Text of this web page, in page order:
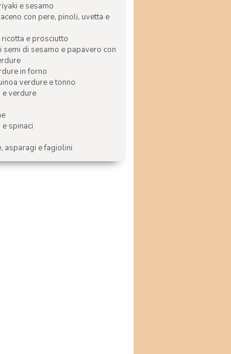
e sesamo
con pere, pinoli, uvetta e
e prosciutto
semi di sesamo e papavero con
in forno
verdure e tonno
e verdure
spinaci
asparagi e fagiolini